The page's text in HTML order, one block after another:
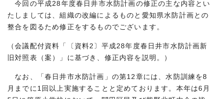
今回の平成28年度春日井市水防計画の修正の主な内容とい
たしましては、組織の改編によるものと愛知県水防計画との
整合を図るため修正をするものでございます。
（会議配付資料「〔資料2〕平成28年度春日井市水防計画新
旧対照表（案）」に基づき、修正内容を説明。）
なお、「春日井市水防計画」の第12章には、水防訓練を8
月までに1回以上実施することと定めております。本年は6月